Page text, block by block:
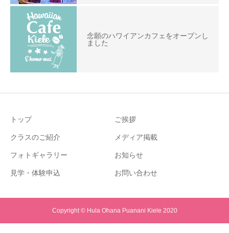
念願のハワイアンカフェをオープンし
ました
トップ ご挨拶
クラスのご紹介 メディア掲載
フォトギャラリー お知らせ
見学・体験申込 お問い合わせ
Copyright © Hula Ohana Puanani Kiele 2020